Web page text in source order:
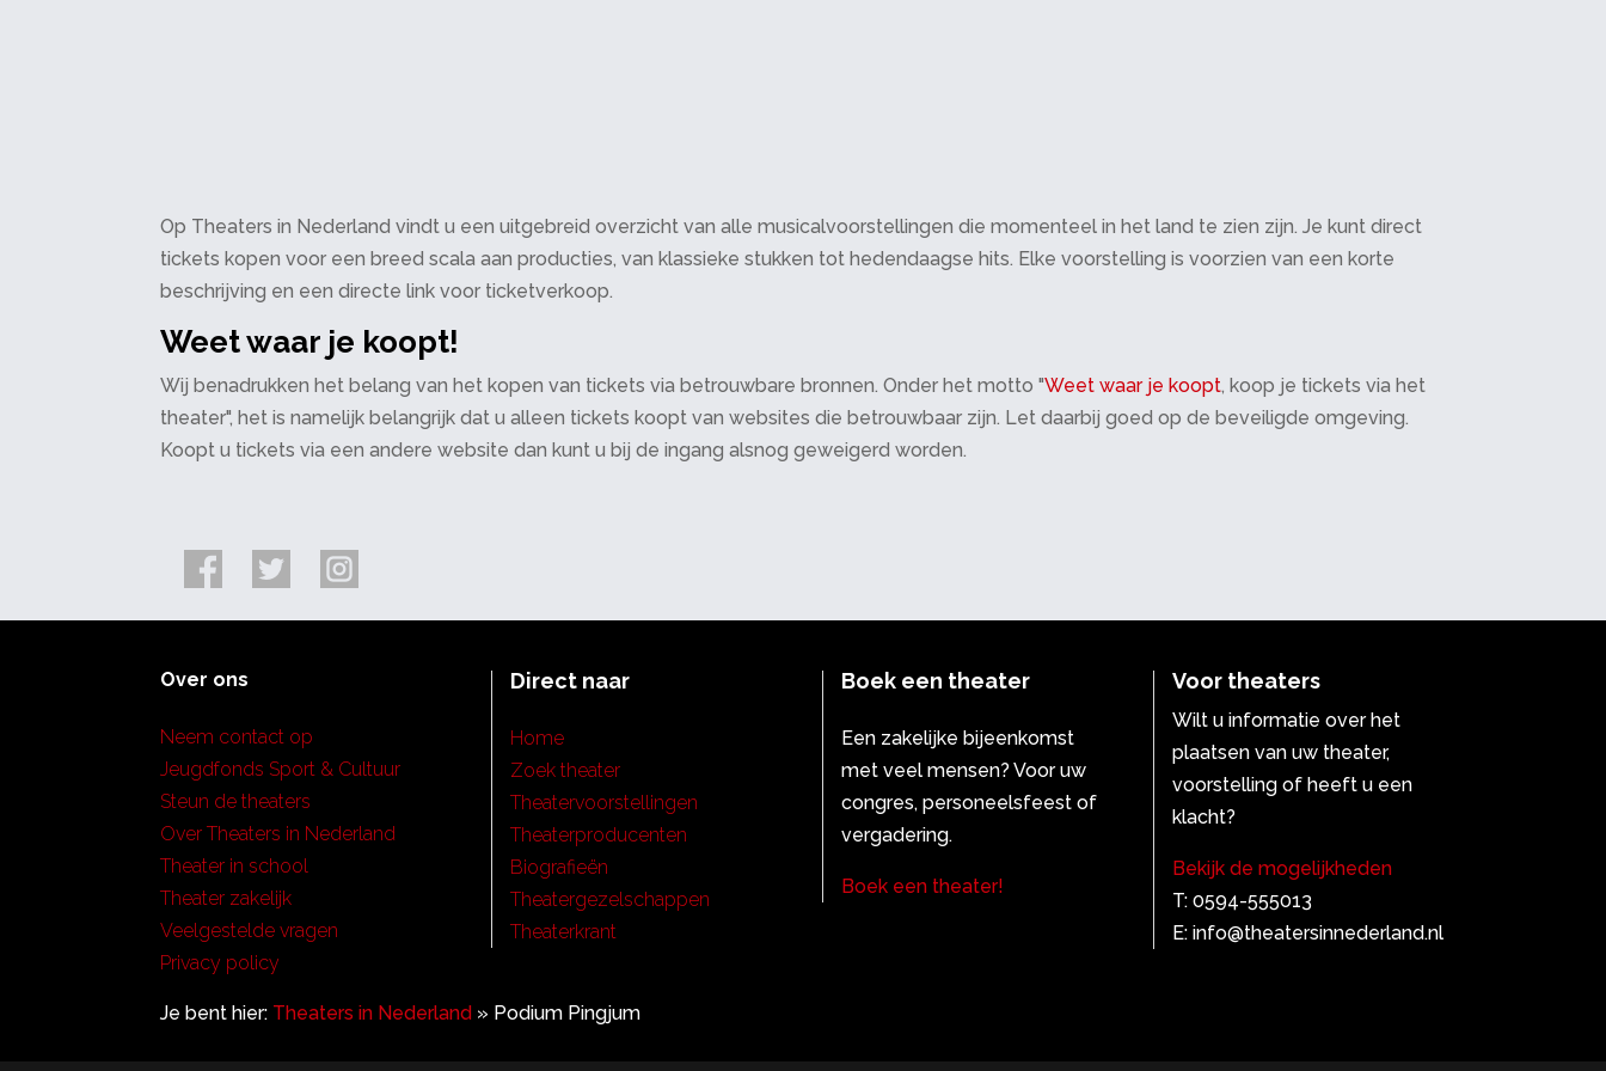
Op Theaters in Nederland vindt u een uitgebreid overzicht van alle musicalvoorstellingen die momenteel in het land te zien zijn. Je kunt direct
tickets kopen voor een breed scala aan producties, van klassieke stukken tot hedendaagse hits. Elke voorstelling is voorzien van een korte
beschrijving en een directe link voor ticketverkoop.
Weet waar je koopt!
Wij benadrukken het belang van het kopen van tickets via betrouwbare bronnen. Onder het motto "Weet waar je koopt, koop je tickets via het
theater", het is namelijk belangrijk dat u alleen tickets koopt van websites die betrouwbaar zijn. Let daarbij goed op de beveiligde omgeving.
Koopt u tickets via een andere website dan kunt u bij de ingang alsnog geweigerd worden.
Over ons
Neem contact op
Jeugdfonds Sport & Cultuur
Steun de theaters
Over Theaters in Nederland
Theater in school
Theater zakelijk
Veelgestelde vragen
Privacy policy
Direct naar
Home
Zoek theater
Theatervoorstellingen
Theaterproducenten
Biografieën
Theatergezelschappen
Theaterkrant
Boek een theater
Een zakelijke bijeenkomst
met veel mensen? Voor uw
congres, personeelsfeest of
vergadering.
Boek een theater!
Voor theaters
Wilt u informatie over het
plaatsen van uw theater,
voorstelling of heeft u een
klacht?
Bekijk de mogelijkheden
T: 0594-555013
E: info@theatersinnederland.nl
Je bent hier: Theaters in Nederland » Podium Pingjum